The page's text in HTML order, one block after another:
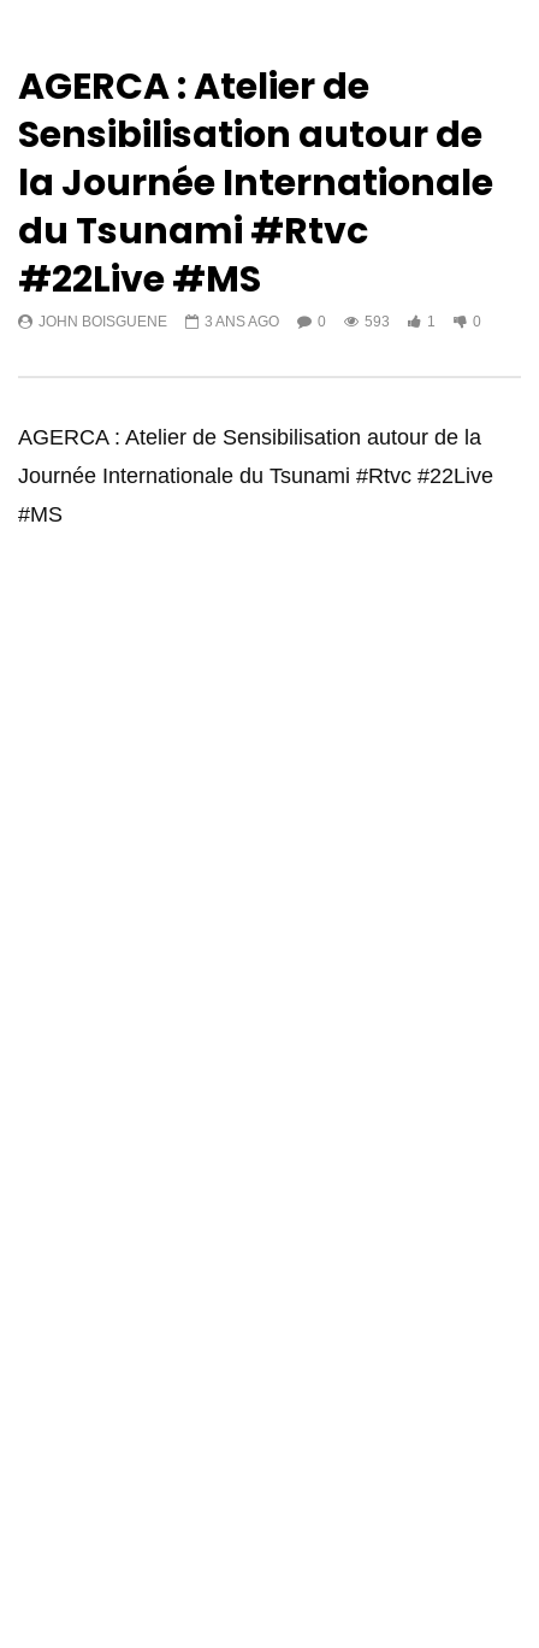
AGERCA : Atelier de
Sensibilisation autour de
la Journée Internationale
du Tsunami #Rtvc
#22Live #MS
JOHN BOISGUENE 3 ANS AGO 0 593 1 0
AGERCA : Atelier de Sensibilisation autour de la
Journée Internationale du Tsunami #Rtvc #22Live
#MS